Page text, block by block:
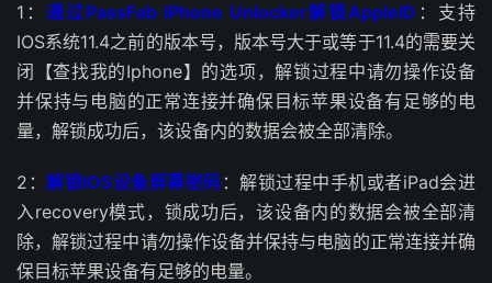
1： 通过PassFab iPhone Unlocker解锁AppleID ：支持
IOS系统11.4之前的版本号，版本号大于或等于11.4的需要关
闭【查找我的Iphone】的选项，解锁过程中请勿操作设备
并保持与电脑的正常连接并确保目标苹果设备有足够的电
量，解锁成功后，该设备内的数据会被全部清除。
2：解锁IOS设备屏幕密码 ：解锁过程中手机或者iPad会进
入recovery模式，锁成功后，该设备内的数据会被全部清
除，解锁过程中请勿操作设备并保持与电脑的正常连接并确
保目标苹果设备有足够的电量。